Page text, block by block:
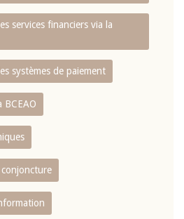
services financiers via la
systèmes de paiement
BCEAO